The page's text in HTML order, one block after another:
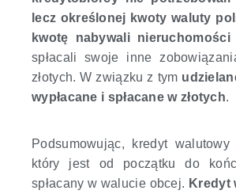
lecz określonej kwoty waluty
kwotę nabywali
spłacali swoje inne
złotych. W związku z tym
wypłacane i spłacane w złotych.
Podsumowując, kredyt walutowy
który jest od początku do
spłacany w walucie obcej. Kredyt